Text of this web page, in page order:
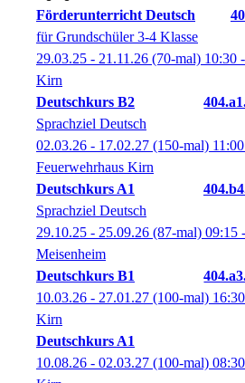
Förderunterricht Deutsch
für Grundschüler 3-4 Klasse
29.03.25 - 21.11.26 (70-mal) 10:30
Kirn
Deutschkurs A1
Sprachziel Deutsch
29.10.25 - 25.09.26 (87-mal) 09:15
Meisenheim
Deutschkurs B2
Sprachziel Deutsch
02.03.26 - 17.02.27 (150-mal) 11:00
Feuerwehrhaus Kirn
Deutschkurs B1
10.03.26 - 27.01.27 (100-mal) 16:30
Kirn
Deutschkurs A1
10.08.26 - 02.03.27 (100-mal) 08:30